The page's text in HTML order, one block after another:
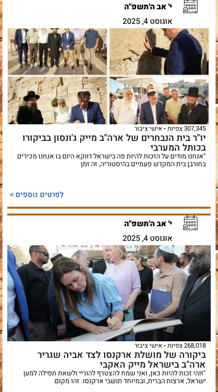
י' אב ה'תשפ"ה
אוגוסט 4, 2025
307,345 צפיות אישי ציבור
יו"ר בית הנבחרים של ארה"ב מייק ג'ונסון בביקורו
בכותל המערבי
"אנחנו מודים על הזכות להיות פה בישראל דווקא היום בו אנחנו מכירים
בחורבן בית המקדש פעמיים בהיסטוריה, זה זמן
לפרטים נוספים >
י' אב ה'תשפ"ה
אוגוסט 4, 2025
268,018 צפיות אישי ציבור
ביקורה של מושלת ארקנסו לצד אביה שגריר
ארה"ב בישראל מייק האקבי
"זוהי זכות להיות כאן, ואני שמח להצטרף להוריי ולשאת תפילה למען
ישראל, ארצות הברית, ובמיוחד תושבי ארקנסו. זהו מקום